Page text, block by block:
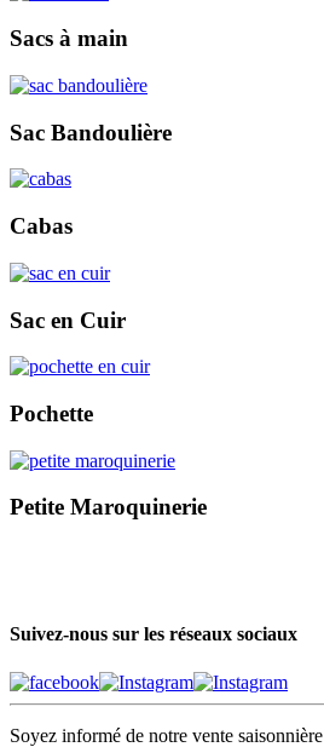
Sacs à main
Sac Bandoulière
Cabas
Sac en Cuir
Pochette
Petite Maroquinerie
Suivez-nous sur les réseaux sociaux
Soyez informé de notre vente saisonnière